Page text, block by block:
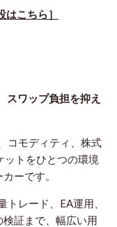
こちら］
スワップ負担を抑え
コモディティ、株式
ットをひとつの環境
ーです。
レード、EA運用、
証まで、幅広い用